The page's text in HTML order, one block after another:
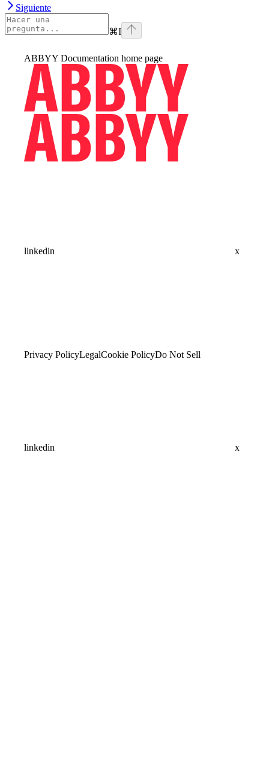
Siguiente
⌘I
ABBYY Documentation home page
linkedin x
Privacy PolicyLegalCookie PolicyDo Not Sell
linkedin x